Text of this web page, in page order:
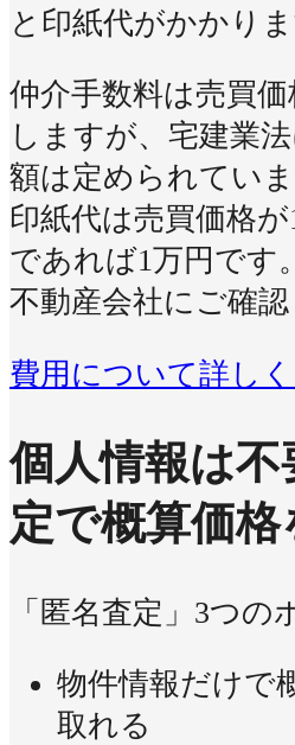
と印紙代がかかりま
仲介手数料は売買
しますが、宅建業
額は定められていま
印紙代は売買価格が
であれば1万円です
不動産会社にご確認
費用について詳し
個人情報は不
定で概算価格
「匿名査定」3つの
物件情報だけで
取れる